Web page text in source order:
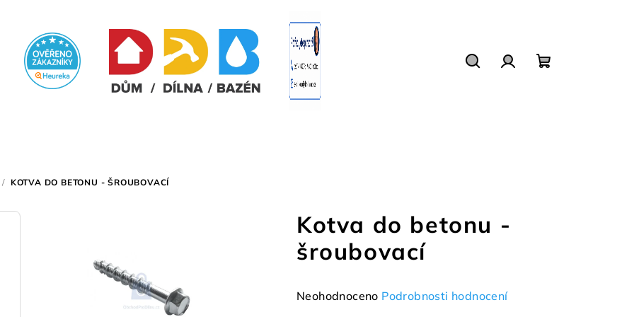
/ KOTVA DO BETONU - ŠROUBOVACÍ
Kotva do betonu -
šroubovací
Průměrné
Neohodnoceno Podrobnosti hodnocení